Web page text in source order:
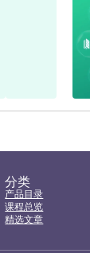
分类
产品目录
课程总览
精选文章